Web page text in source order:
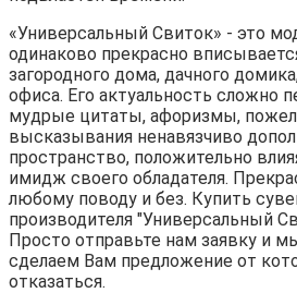
«Универсальный Свиток» - это
одинаково прекрасно
загородного дома, дачного
офиса. Его актуальность сложно
мудрые цитаты, афоризмы,
высказывания ненавязчиво
пространство, положительно
имидж своего обладателя.
любому поводу и без. Купить
производителя "Универсальный
Просто отправьте нам заявку и
сделаем Вам предложение от
отказаться.